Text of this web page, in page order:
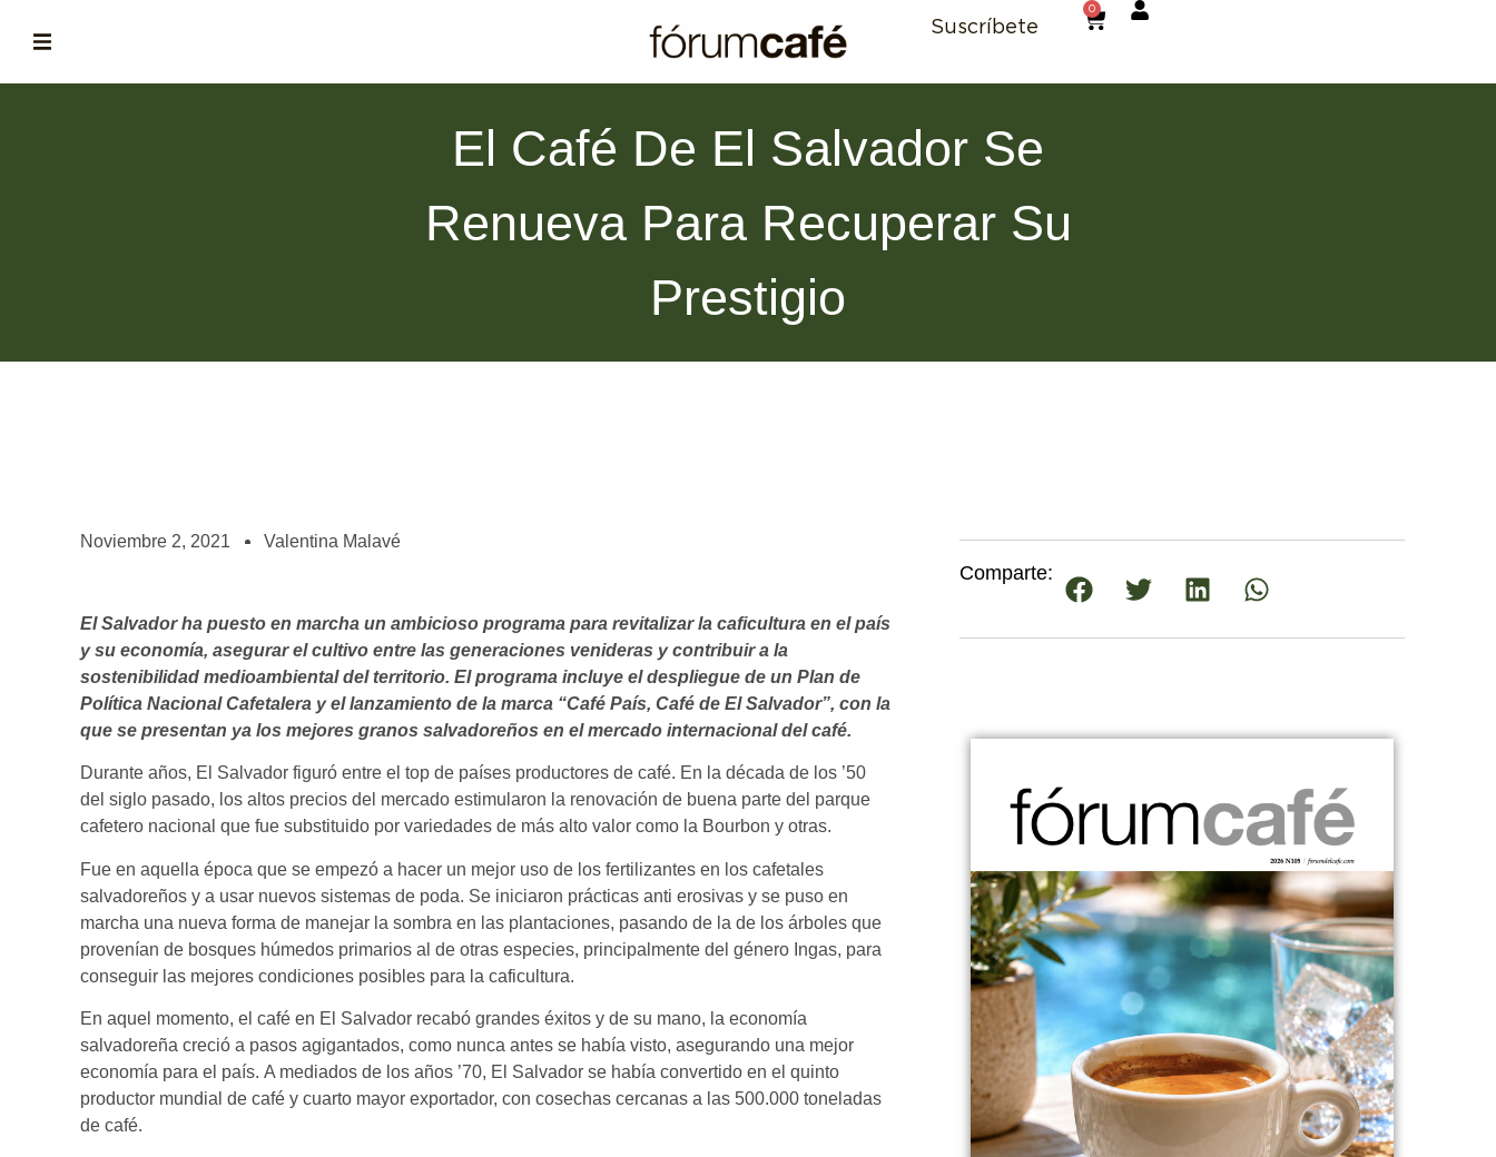
¡te imaginas vivir de tu pasión por el café?
Suscríbete
0
El Café De El Salvador Se
Renueva Para Recuperar Su
Prestigio
Noviembre 2, 2021 Valentina Malavé
El Salvador ha puesto en marcha un ambicioso programa para revitalizar la caficultura en el país
y su economía, asegurar el cultivo entre las generaciones venideras y contribuir a la
sostenibilidad medioambiental del territorio. El programa incluye el despliegue de un Plan de
Política Nacional Cafetalera y el lanzamiento de la marca “Café País, Café de El Salvador”, con la
que se presentan ya los mejores granos salvadoreños en el mercado internacional del café.
Durante años, El Salvador figuró entre el top de países productores de café. En la década de los ’50
del siglo pasado, los altos precios del mercado estimularon la renovación de buena parte del parque
cafetero nacional que fue substituido por variedades de más alto valor como la Bourbon y otras.
Fue en aquella época que se empezó a hacer un mejor uso de los fertilizantes en los cafetales
salvadoreños y a usar nuevos sistemas de poda. Se iniciaron prácticas anti erosivas y se puso en
marcha una nueva forma de manejar la sombra en las plantaciones, pasando de la de los árboles que
provenían de bosques húmedos primarios al de otras especies, principalmente del género Ingas, para
conseguir las mejores condiciones posibles para la caficultura.
En aquel momento, el café en El Salvador recabó grandes éxitos y de su mano, la economía
salvadoreña creció a pasos agigantados, como nunca antes se había visto, asegurando una mejor
economía para el país. A mediados de los años ’70, El Salvador se había convertido en el quinto
productor mundial de café y cuarto mayor exportador, con cosechas cercanas a las 500.000 toneladas
de café.
Comparte: